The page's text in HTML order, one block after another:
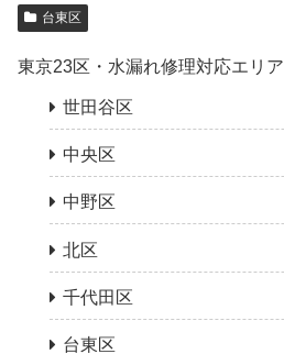
台東区
東京23区・水漏れ修理対応エリア
世田谷区
中央区
中野区
北区
千代田区
台東区